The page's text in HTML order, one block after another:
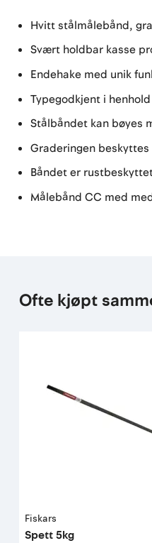
Hvitt stålmålebånd,
Svært holdbar kasse
Endehake med unik
Typegodkjent i
Stålbåndet kan bøyes
Graderingen
Båndet er
Målebånd CC med
Ofte kjøpt
Fiskars
Spett 5kg